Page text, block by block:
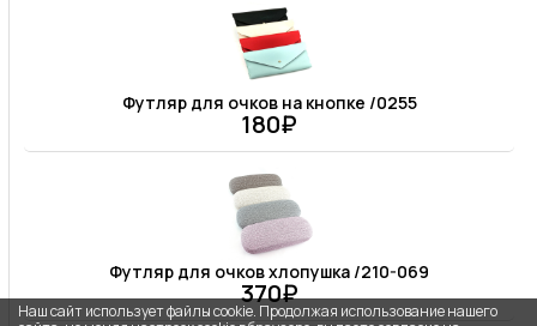
Футляр для очков на кнопке /0255
180₽
Футляр для очков хлопушка /210-069
370₽
Наш сайт использует файлы cookie. Продолжая использование нашего